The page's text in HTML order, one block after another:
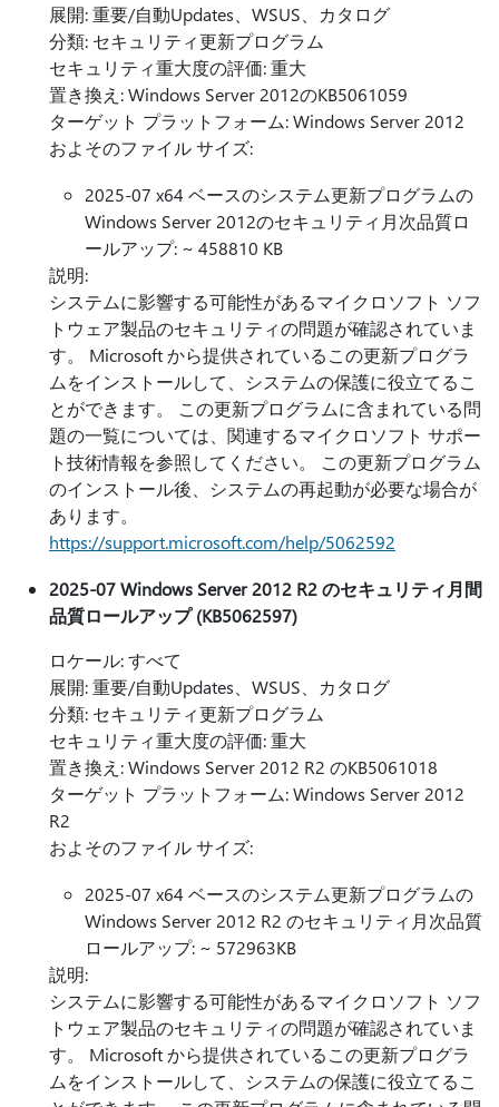
展開: 重要/自動Updates、WSUS、カタログ
分類: セキュリティ更新プログラム
セキュリティ重大度の評価: 重大
置き換え: Windows Server 2012のKB5061059
ターゲット プラットフォーム: Windows Server 2012
およそのファイル サイズ:
2025-07 x64 ベースのシステム更新プログラムの
Windows Server 2012のセキュリティ月次品質ロ
ールアップ: ~ 458810 KB
説明:
システムに影響する可能性があるマイクロソフト ソフ
トウェア製品のセキュリティの問題が確認されていま
す。 Microsoft から提供されているこの更新プログラ
ムをインストールして、システムの保護に役立てるこ
とができます。 この更新プログラムに含まれている問
題の一覧については、関連するマイクロソフト サポー
ト技術情報を参照してください。 この更新プログラム
のインストール後、システムの再起動が必要な場合が
あります。
https://support.microsoft.com/help/5062592
2025-07 Windows Server 2012 R2 のセキュリティ月間
品質ロールアップ (KB5062597)
ロケール: すべて
展開: 重要/自動Updates、WSUS、カタログ
分類: セキュリティ更新プログラム
セキュリティ重大度の評価: 重大
置き換え: Windows Server 2012 R2 のKB5061018
ターゲット プラットフォーム: Windows Server 2012
R2
およそのファイル サイズ:
2025-07 x64 ベースのシステム更新プログラムの
Windows Server 2012 R2 のセキュリティ月次品質
ロールアップ: ~ 572963KB
説明:
システムに影響する可能性があるマイクロソフト ソフ
トウェア製品のセキュリティの問題が確認されていま
す。 Microsoft から提供されているこの更新プログラ
ムをインストールして、システムの保護に役立てるこ